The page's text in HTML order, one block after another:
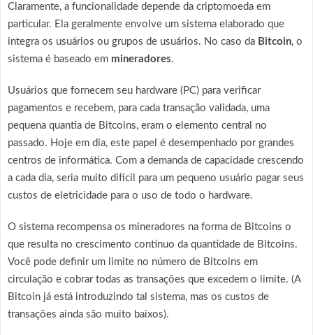
Claramente, a funcionalidade depende da criptomoeda em
particular. Ela geralmente envolve um sistema elaborado que
integra os usuários ou grupos de usuários. No caso da Bitcoin, o
sistema é baseado em mineradores.
Usuários que fornecem seu hardware (PC) para verificar
pagamentos e recebem, para cada transação validada, uma
pequena quantia de Bitcoins, eram o elemento central no
passado. Hoje em dia, este papel é desempenhado por grandes
centros de informática. Com a demanda de capacidade crescendo
a cada dia, seria muito difícil para um pequeno usuário pagar seus
custos de eletricidade para o uso de todo o hardware.
O sistema recompensa os mineradores na forma de Bitcoins o
que resulta no crescimento contínuo da quantidade de Bitcoins.
Você pode definir um limite no número de Bitcoins em
circulação e cobrar todas as transações que excedem o limite. (A
Bitcoin já está introduzindo tal sistema, mas os custos de
transações ainda são muito baixos).